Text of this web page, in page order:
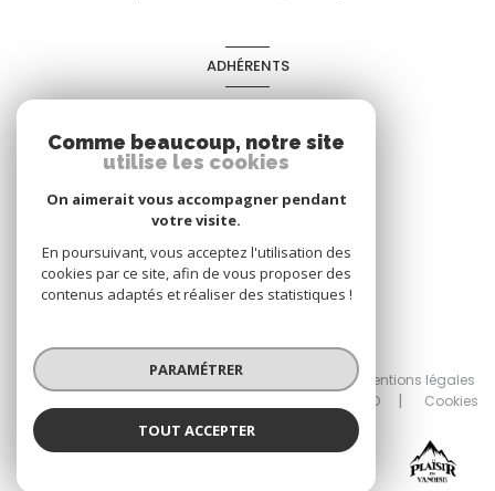
LE PLAISIR EN VANOISE
ADHÉRENTS
© 2026 | Tous droits réservés
Nos partenaires
Nos honoraires
Mentions légales
Politique RGPD Cookies
Comme beaucoup, notre site
utilise les cookies
On aimerait vous accompagner pendant
votre visite.
En poursuivant, vous acceptez l'utilisation des
cookies par ce site, afin de vous proposer des
contenus adaptés et réaliser des statistiques !
PARAMÉTRER
TOUT ACCEPTER